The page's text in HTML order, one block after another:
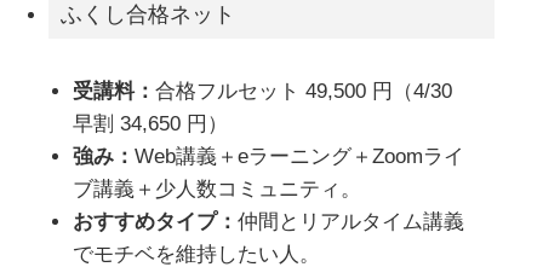
ふくし合格ネット
受講料： 合格フルセット 49,500 円（4/30
早割 34,650 円）
強み： Web講義＋eラーニング＋Zoomライ
ブ講義＋少人数コミュニティ。
おすすめタイプ： 仲間とリアルタイム講義
でモチベを維持したい人。